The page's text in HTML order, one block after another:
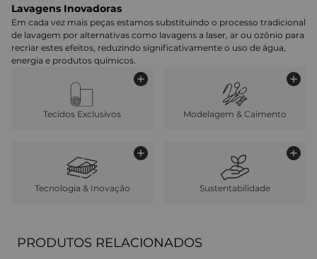
Lavagens Inovadoras
Em cada vez mais peças estamos substituindo o processo tradicional
de lavagem por alternativas como lavagens a laser, ar ou ozônio para
recriar estes efeitos, reduzindo significativamente o uso de água,
energia e produtos químicos.
Tecidos Exclusivos Modelagem & Caimento
Tecnologia & Inovação Sustentabilidade
PRODUTOS RELACIONADOS